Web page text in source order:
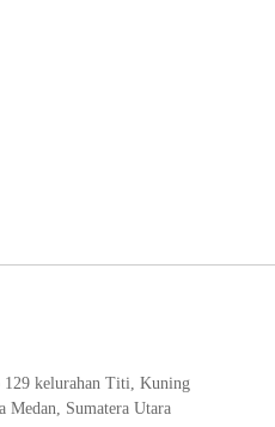
kelurahan Titi, Kuning
Medan, Sumatera Utara